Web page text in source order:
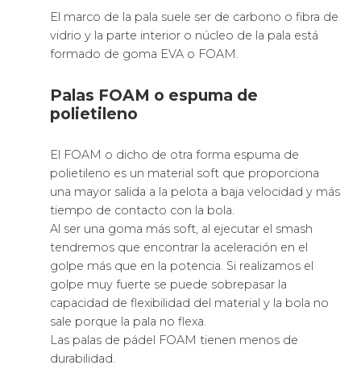
El marco de la pala suele ser de carbono o fibra de
vidrio y la parte interior o núcleo de la pala está
formado de goma EVA o FOAM.
Palas FOAM o espuma de
polietileno
El FOAM o dicho de otra forma espuma de
polietileno es un material soft que proporciona
una mayor salida a la pelota a baja velocidad y más
tiempo de contacto con la bola.
Al ser una goma más soft, al ejecutar el smash
tendremos que encontrar la aceleración en el
golpe más que en la potencia. Si realizamos el
golpe muy fuerte se puede sobrepasar la
capacidad de flexibilidad del material y la bola no
sale porque la pala no flexa.
Las palas de pádel FOAM tienen menos de
durabilidad.